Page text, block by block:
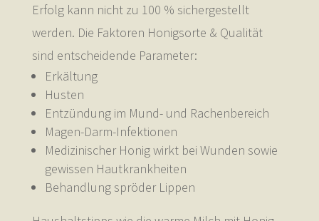
Erfolg kann nicht zu 100 % sichergestellt
werden. Die Faktoren Honigsorte & Qualität
sind entscheidende Parameter:
Erkältung
Husten
Entzündung im Mund- und Rachenbereich
Magen-Darm-Infektionen
Medizinischer Honig wirkt bei Wunden sowie
gewissen Hautkrankheiten
Behandlung spröder Lippen